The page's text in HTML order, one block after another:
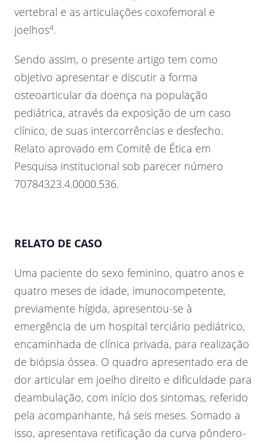
vertebral e as articulações coxofemoral e
joelhos4.
Sendo assim, o presente artigo tem como
objetivo apresentar e discutir a forma
osteoarticular da doença na população
pediátrica, através da exposição de um caso
clínico, de suas intercorrências e desfecho.
Relato aprovado em Comitê de Ética em
Pesquisa institucional sob parecer número
70784323.4.0000.536.
RELATO DE CASO
Uma paciente do sexo feminino, quatro anos e
quatro meses de idade, imunocompetente,
previamente hígida, apresentou-se à
emergência de um hospital terciário pediátrico,
encaminhada de clínica privada, para realização
de biópsia óssea. O quadro apresentado era de
dor articular em joelho direito e dificuldade para
deambulação, com início dos sintomas, referido
pela acompanhante, há seis meses. Somado a
isso, apresentava retificação da curva pôndero-